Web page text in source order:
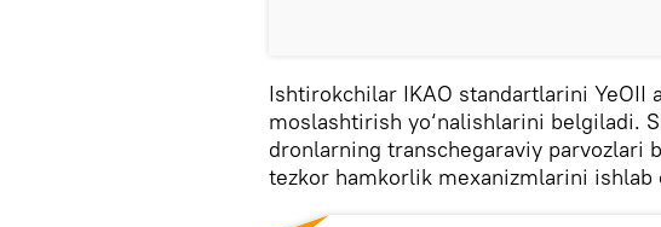
Ishtirokchilar IKAO standartlarini YeOII
moslashtirish yo‘nalishlarini belgiladi.
dronlarning transchegaraviy parvozlari
tezkor hamkorlik mexanizmlarini